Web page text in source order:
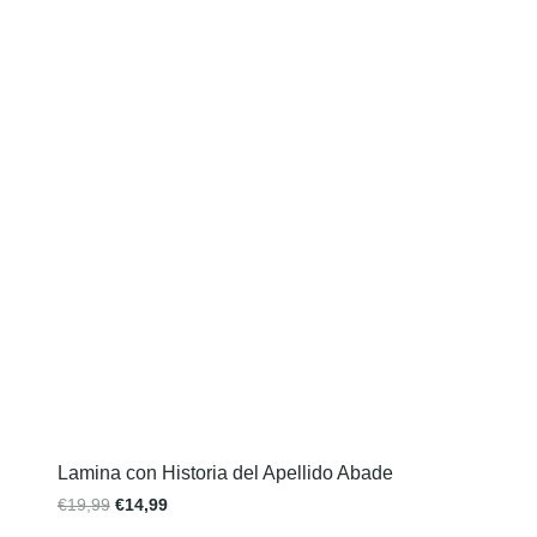
Lamina con Historia del Apellido Abade
€19,99 €14,99